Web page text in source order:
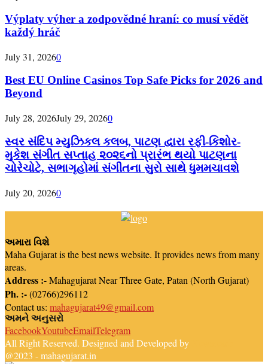
Výplaty výher a zodpovědné hraní: co musí vědět
každý hráč
July 31, 20260
Best EU Online Casinos Top Safe Picks for 2026 and
Beyond
July 28, 2026July 29, 20260
સ્વર સંદિપ મ્યુઝિકલ કલબ, પાટણ દ્વારા રફી-કિશોર-
મુકેશ સંગીત સપ્તાહ ૨૦૨૬નો પ્રારંભ થયો પાટણના
ચોરેચોટે, સભાગૃહોમાં સંગીતના સુરો સાથે ધુમમચાવશે
July 20, 20260
અમારા વિશે
Maha Gujarat is the best news website. It provides news from many
areas.
Address :-Mahagujarat Near Three Gate, Patan (North Gujarat)
Ph. :-(02766)296112
Contact us: mahagujarat49@gmail.com
અમને અનુસરો
FacebookYoutubeEmailTelegram
All Right Reserved. Designed and Developed by
@2023 - mahagujarat.in